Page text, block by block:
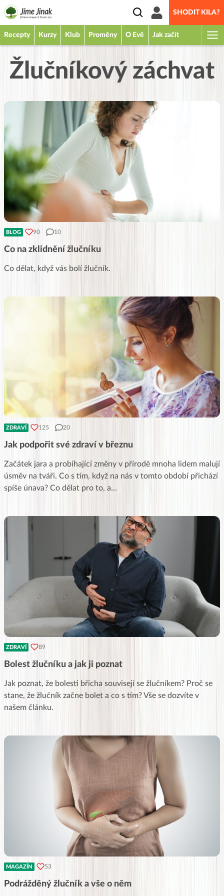
SHODIT KILA?
Recepty Kurzy Klub Proměny O Evě Jak začít
Žlučníkový záchvat
BLOG 90 10
Co na zklidnění žlučníku
Co dělat, když vás bolí žlučník.
ZDRAVÍ 125 20
Jak podpořit své zdraví v březnu
Začátek jara a probíhající změny v přírodě mnoha lidem malují
úsměv na tváři. Co s tím, když na nás v tomto období přichází
spíše únava? Co dělat pro to, a...
ZDRAVÍ 89
Bolest žlučníku a jak ji poznat
Jak poznat, že bolesti břicha souvisejí se žlučníkem? Proč se
stane, že žlučník začne bolet a co s tím? Vše se dozvíte v
našem článku.
MAGAZÍN 53
Podrážděný žlučník a vše o něm